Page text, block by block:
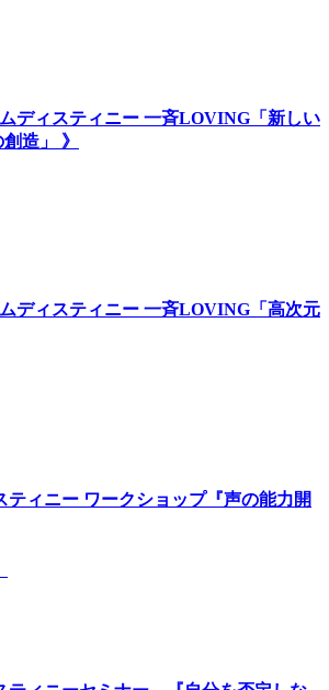
ディスティニー 一斉LOVING「新しい
造」 》
ディスティニー 一斉LOVING「高次元
ティニー ワークショップ『声の能力開